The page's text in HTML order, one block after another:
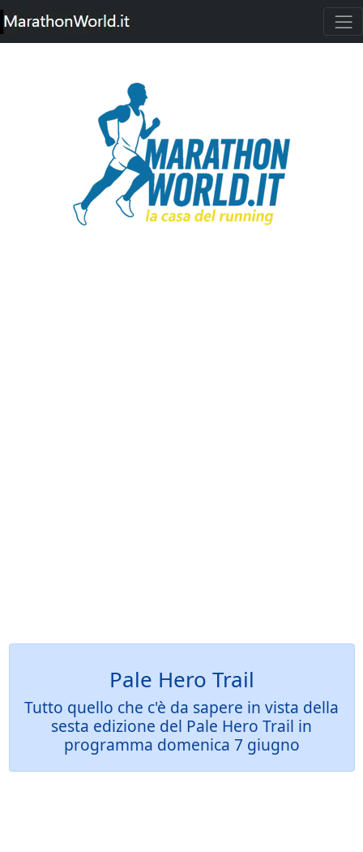
Pale Hero Trail
Tutto quello che c'è da sapere in vista della
sesta edizione del Pale Hero Trail in
programma domenica 7 giugno